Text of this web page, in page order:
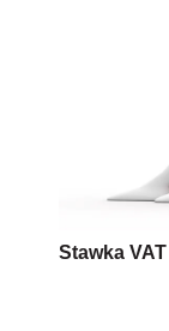
Stawka